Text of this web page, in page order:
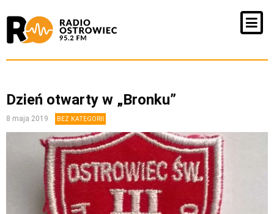
Dzień otwarty w „Bronku”
8 maja 2019 BEZ KATEGORII